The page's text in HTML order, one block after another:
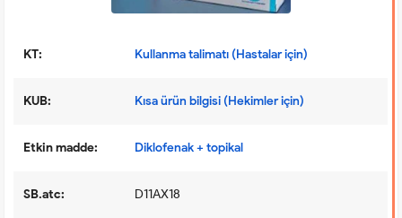
KT: Kullanma talimatı (Hastalar için)
KUB: Kısa ürün bilgisi (Hekimler için)
Etkin madde: Diklofenak + topikal
SB.atc: D11AX18